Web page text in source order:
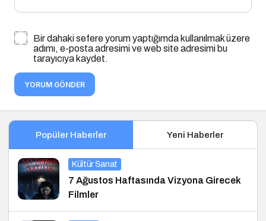
Bir dahaki sefere yorum yaptığımda kullanılmak üzere
adımı, e-posta adresimi ve web site adresimi bu
tarayıcıya kaydet.
YORUM GÖNDER
Popüler Haberler Yeni Haberler
Kültür Sanat
7 Ağustos Haftasında Vizyona Girecek
Filmler